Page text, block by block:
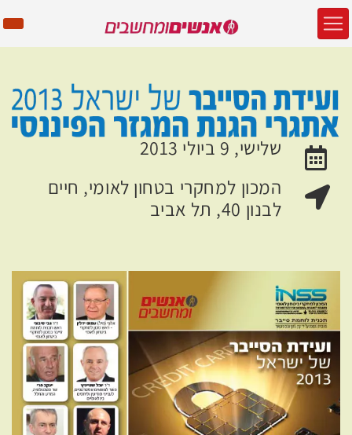
האירוע יתקיים בתאריך
שלישי, 9 ביולי 2013
מקום האירוע:
המכון למחקרי בטחון לאומי, חיים
לבנון 40, תל אביב